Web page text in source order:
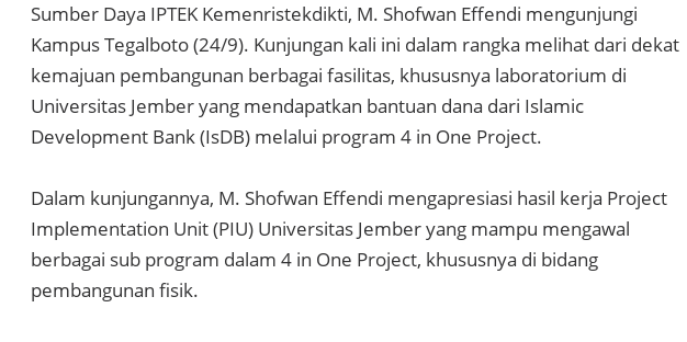
Sumber Daya IPTEK Kemenristekdikti, M. Shofwan Effendi mengunjungi
Kampus Tegalboto (24/9). Kunjungan kali ini dalam rangka melihat dari dekat
kemajuan pembangunan berbagai fasilitas, khususnya laboratorium di
Universitas Jember yang mendapatkan bantuan dana dari Islamic
Development Bank (IsDB) melalui program 4 in One Project.
Dalam kunjungannya, M. Shofwan Effendi mengapresiasi hasil kerja Project
Implementation Unit (PIU) Universitas Jember yang mampu mengawal
berbagai sub program dalam 4 in One Project, khususnya di bidang
pembangunan fisik.